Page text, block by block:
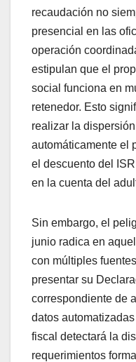
recaudación no
presencial en las
operación
estipulan que el
social funciona en
retenedor. Esto
realizar la
automáticamente el
el descuento del
en la cuenta del
Sin embargo, el
junio radica en
con múltiples
presentar su
correspondiente de
datos
fiscal detectará la
requerimientos